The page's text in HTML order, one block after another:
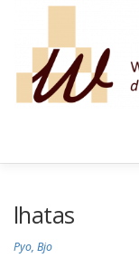
Saltar al contenido
lhatas
Pyo, Bjo